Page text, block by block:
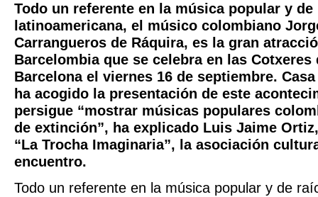
Todo un referente en la música popular y de
latinoamericana, el músico colombiano
Carrangueros de Ráquira, es la gran
Barcelombia que se celebra en las Cotxeres
Barcelona el viernes 16 de septiembre.
ha acogido la presentación de este
persigue “mostrar músicas populares
de extinción”, ha explicado Luis Jaime
“La Trocha Imaginaria”, la asociación
encuentro.
Todo un referente en la música popular y de